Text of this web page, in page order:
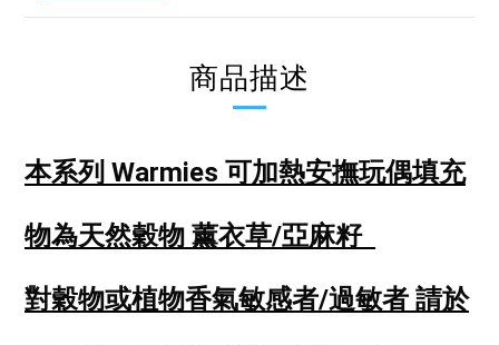
商品描述
本系列 Warmies 可加熱安撫玩偶填充
物為天然穀物 薰衣草/亞麻籽
對穀物或植物香氣敏感者/過敏者 請於